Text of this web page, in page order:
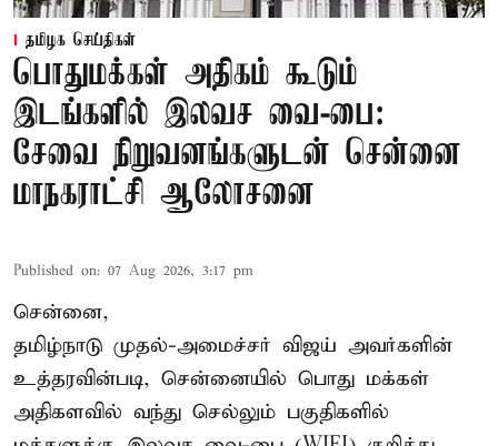
தமிழக செய்திகள்
பொதுமக்கள் அதிகம் கூடும்
இடங்களில் இலவச வை-பை:
சேவை நிறுவனங்களுடன் சென்னை
மாநகராட்சி ஆலோசனை
Published on: 07 Aug 2026, 3:17 pm
சென்னை,
தமிழ்நாடு முதல்-அமைச்சர் விஜய் அவர்களின்
உத்தரவின்படி, சென்னையில் பொது மக்கள்
அதிகளவில் வந்து செல்லும் பகுதிகளில்